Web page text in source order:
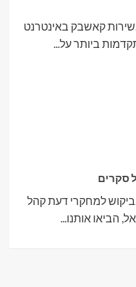
קאשבק באינטרנט
ביותר על...
למחקרי דעת קהל
הביאו אותנו...